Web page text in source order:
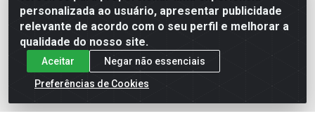
personalizada ao usuário, apresentar publicidade
relevante de acordo com o seu perfil e melhorar a
qualidade do nosso site.
Aceitar
Negar não essenciais
Preferências de Cookies
Loja / Showroom
Tel.: (11) 3227-0546
Av Vautier, 587/597 - Pari - São Paulo/SP